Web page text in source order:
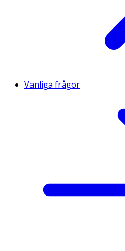
Vanliga frågor